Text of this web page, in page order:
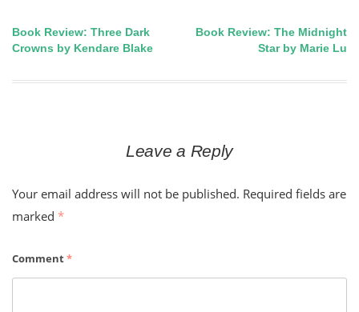
Post
navigation
Book Review: Three Dark
Crowns by Kendare Blake
Book Review: The Midnight
Star by Marie Lu
Leave a Reply
Your email address will not be published. Required fields are
marked *
Comment*